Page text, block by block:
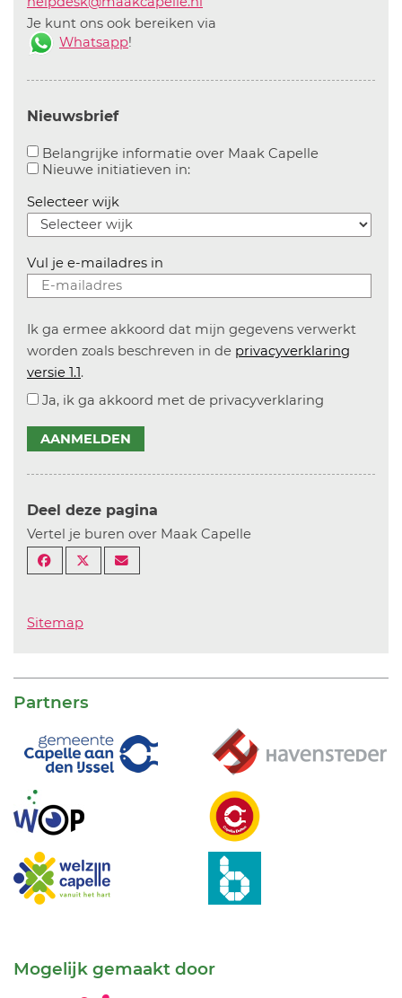
Je kunt ons ook bereiken via
Whatsapp!
Nieuwsbrief
Belangrijke informatie over Maak CapelleAanvinken
Nieuwe initiatieven in:Aanvinken om informatie over
Selecteer wijk
Vul je e-mailadres in
Ik ga ermee akkoord dat mijn gegevens verwerkt
worden zoals beschreven in de privacyverklaring
versie 1.1.
Ja, ik ga akkoord met de privacyverklaring
AANMELDEN
Deel deze pagina
Vertel je buren over Maak Capelle
Sitemap
Partners
Mogelijk gemaakt door